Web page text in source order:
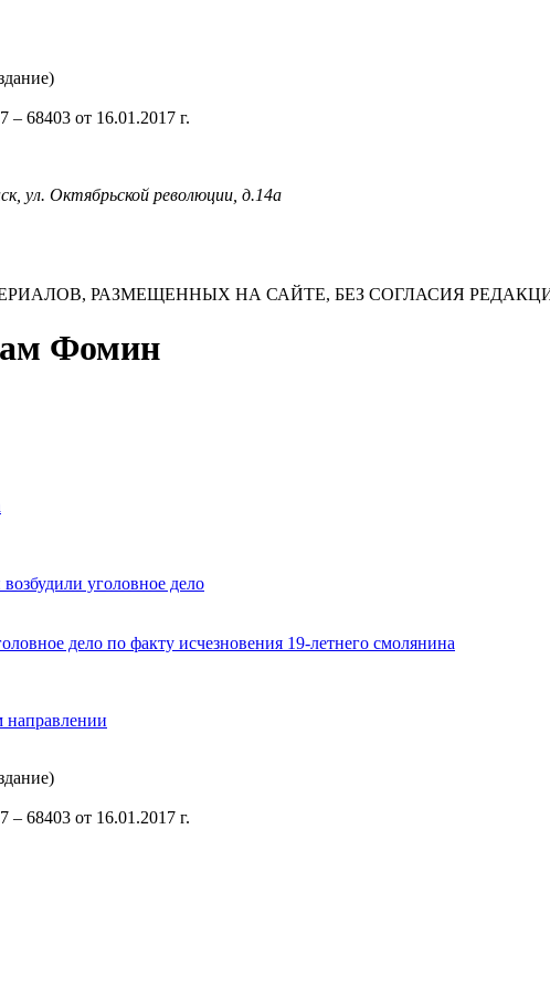
68403 от 16.01.2017 г.
ул. Октябрьской революции, д.14а
РАЗМЕЩЕННЫХ НА САЙТЕ, БЕЗ СОГЛАСИЯ
Фомин
уголовное дело
дело по факту исчезновения 19-летнего смолянина
направлении
68403 от 16.01.2017 г.